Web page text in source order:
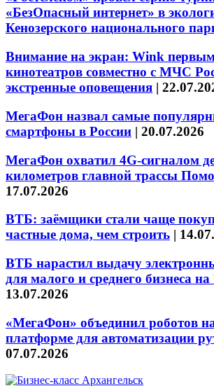
«БезОпасный интернет» в
Кенозерского национального
Внимание на экран: Wink
кинотеатров совместно с МЧС
экстренные оповещения |
МегаФон назвал самые
смартфоны в России | 20.07.2026
МегаФон охватил 4G-сигналом
километров главной трассы
17.07.2026
ВТБ: заёмщики стали чаще
частные дома, чем строить |
ВТБ нарастил выдачу
для малого и среднего бизнеса
13.07.2026
«МегаФон» объединил роботов
платформе для автоматизации
07.07.2026